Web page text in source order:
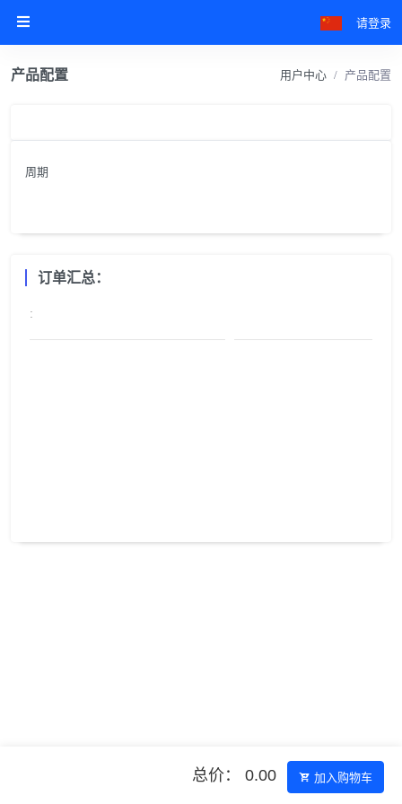
请登录
产品配置 用户中心 产品配置
周期
订单汇总：
:
总价： 0.00 加入购物车